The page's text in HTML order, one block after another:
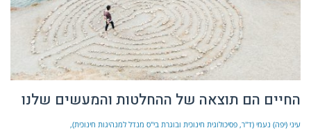
החיים הם תוצאה של ההחלטות והמעשים שלנו
עיני (יפה) נעמי (ד"ר, פסיכולוגית חינוכית ובוגרת בי"ס מנדל למנהיגות חינוכית)